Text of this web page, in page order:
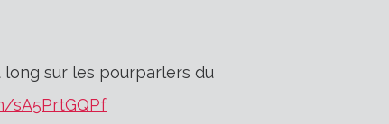
long sur les pourparlers du
sA5PrtGQPf